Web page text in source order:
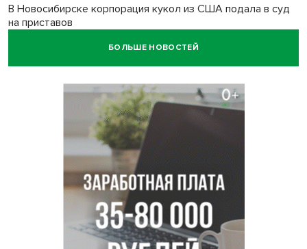
В Новосибирске корпорация кукол из США подала в суд
на приставов
В Новосибирске минздрав объявил бесплатную
В Новосибирске врачи прооперировали 25 тысяч
пациентов с катарактой
Знаменитый орангутан Бату отметил юбилей в
новосибирском зоопарке
Новосибирские хирурги спасли сердце восьмиклассницы
с донорским клапаном
БОЛЬШЕ НОВОСТЕЙ